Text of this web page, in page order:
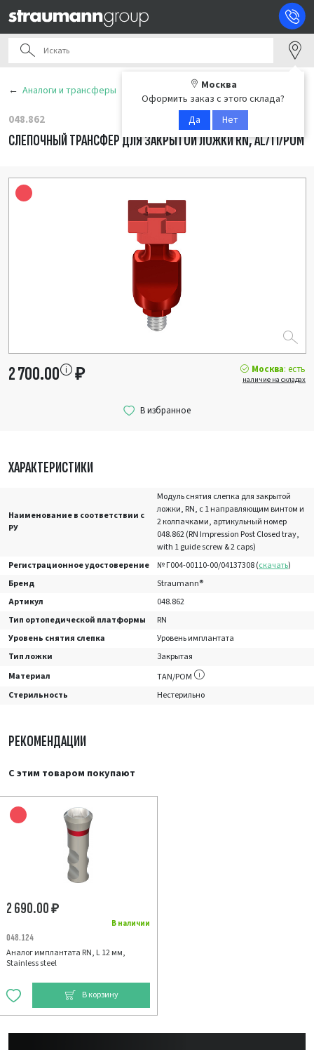
Москва
Оформить заказ с этого склада?
Да
Нет
Аналоги и трансферы
048.862
СЛЕПОЧНЫЙ ТРАНСФЕР ДЛЯ ЗАКРЫТОЙ ЛОЖКИ RN, AL/TI/POM
ХАРАКТЕРИСТИКИ
Наименование в соответствии с
РУ
Модуль снятия слепка для закрытой
ложки, RN, с 1 направляющим винтом и
2 колпачками, артикульный номер
048.862 (RN Impression Post Closed tray,
with 1 guide screw & 2 caps)
Регистрационное удостоверение
№ Г004-00110-00/04137308 (скачать)
Бренд
Straumann®
Артикул
048.862
Тип ортопедической платформы
RN
Уровень снятия слепка
Уровень имплантата
Тип ложки
Закрытая
Материал
TAN/POM
Стерильность
Нестерильно
2 700.00 ₽ Москва: есть
наличие на складах
РЕКОМЕНДАЦИИ
С этим товаром покупают
В наличии
2 690.00₽
048.124
Аналог имплантата RN, L 12 мм,
Stainless steel
В корзину